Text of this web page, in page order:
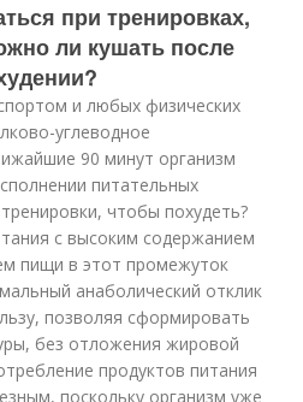
при тренировках,
ли кушать после
и любых физических
углеводное
90 минут организм
питательных
чтобы похудеть?
с высоким содержанием
пищи в этот промежуток
анаболический отклик
позволяя сформировать
без отложения жировой
продуктов питания
поскольку организм уже